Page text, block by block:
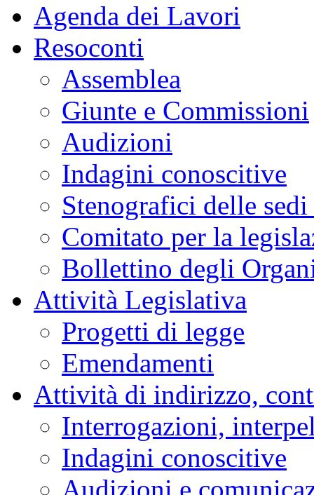
Agenda dei Lavori
Resoconti
Assemblea
Giunte e Commissioni
Audizioni
Indagini conoscitive
Stenografici delle
Comitato per la
Bollettino degli
Attività Legislativa
Progetti di legge
Emendamenti
Attività di indirizzo,
Interrogazioni,
Indagini conoscitive